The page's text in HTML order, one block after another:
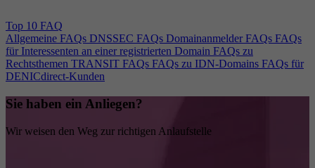
Top 10 FAQ
Allgemeine FAQs DNSSEC FAQs Domainanmelder FAQs FAQs
für Interessenten an einer registrierten Domain FAQs zu
Rechtsthemen TRANSIT FAQs FAQs zu IDN-Domains FAQs für
DENICdirect-Kunden
Sie haben ein Anliegen?
Wir weisen den Weg zur richtigen Anlaufstelle